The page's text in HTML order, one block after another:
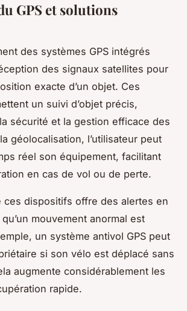
GPS et solutions
des systèmes GPS intégrés
des signaux satellites pour
exacte d’un objet. Ces
un suivi d’objet précis,
sécurité et la gestion efficace des
géolocalisation, l’utilisateur peut
réel son équipement, facilitant
en cas de vol ou de perte.
ces dispositifs offre des alertes en
mouvement anormal est
un système antivol GPS peut
si son vélo est déplacé sans
augmente considérablement les
rapide.